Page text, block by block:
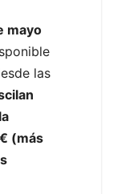
mayo
las
(más